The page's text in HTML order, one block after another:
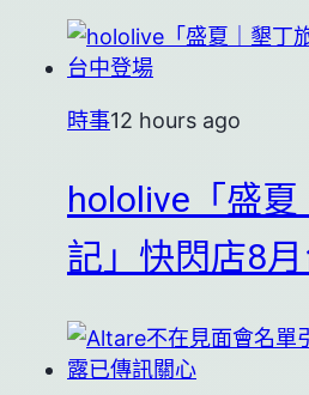
時事12 hours ago
hololive「盛
記」快閃店8